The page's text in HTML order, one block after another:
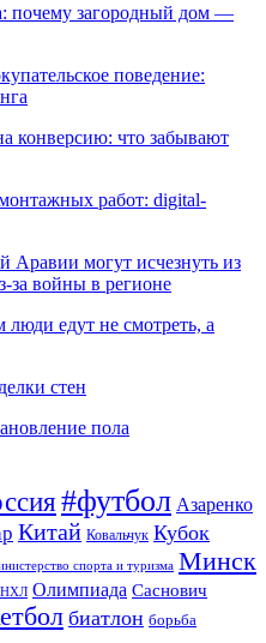
почему загородный дом —
поведение:
конверсию: что забывают
работ: digital-
Аравии могут исчезнуть из
за войны в регионе
люди едут не смотреть, а
стен
пола
#футбол Азаренко
Китай Ковальчук Кубок
спорта и туризма Минск
НХЛ Олимпиада Саснович
биатлон борьба